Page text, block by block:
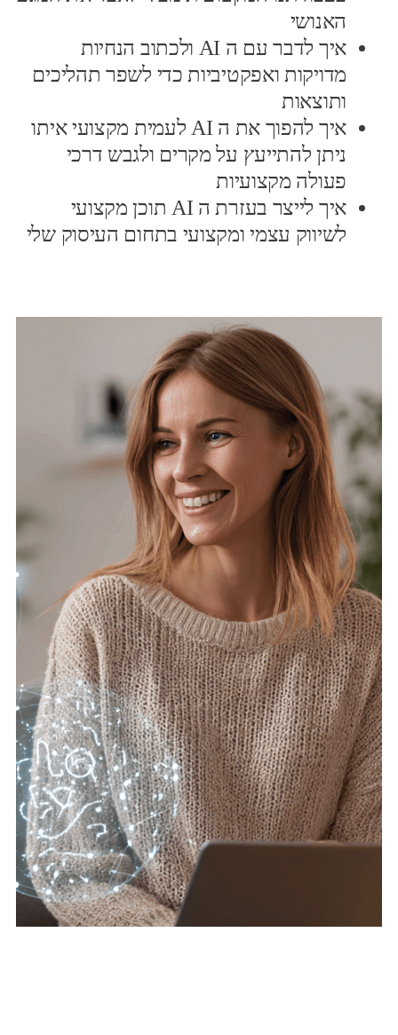
האנושי
איך לדבר עם ה AI ולכתוב הנחיות
מדויקות ואפקטיביות כדי לשפר תהליכים
ותוצאות
איך להפוך את ה AI לעמית מקצועי איתו
ניתן להתייעץ על מקרים ולגבש דרכי
פעולה מקצועיות
איך לייצר בעזרת ה AI תוכן מקצועי
לשיווק עצמי ומקצועי בתחום העיסוק שלי